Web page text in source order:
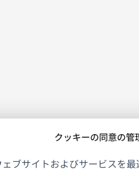
クッキーの同意の管
ブサイトおよびサービスを